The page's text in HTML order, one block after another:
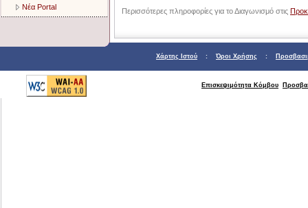
Νέα Portal
Περισσότερες πληροφορίες για το Διαγωνισμό στις
Χάρτης Ιστού : Όροι Χρήσης :
Επισκεψιμότητα Κόμβου